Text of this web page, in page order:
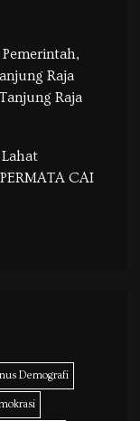
Raja
Raja
CAI
Demografi